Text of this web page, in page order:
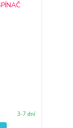
3-7 dní